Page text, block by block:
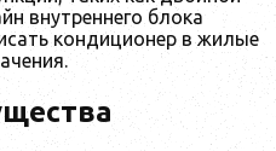
внутреннего блока
кондиционер в жилые